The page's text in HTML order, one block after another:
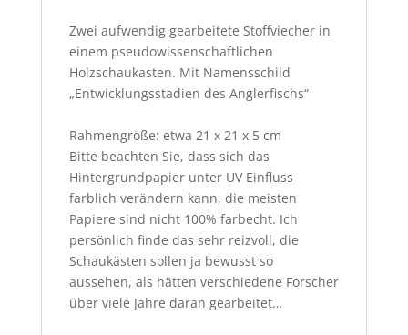
Zwei aufwendig gearbeitete Stoffviecher in
einem pseudowissenschaftlichen
Holzschaukasten. Mit Namensschild
„Entwicklungsstadien des Anglerfischs“
Rahmengröße: etwa 21 x 21 x 5 cm
Bitte beachten Sie, dass sich das
Hintergrundpapier unter UV Einfluss
farblich verändern kann, die meisten
Papiere sind nicht 100% farbecht. Ich
persönlich finde das sehr reizvoll, die
Schaukästen sollen ja bewusst so
aussehen, als hätten verschiedene Forscher
über viele Jahre daran gearbeitet…